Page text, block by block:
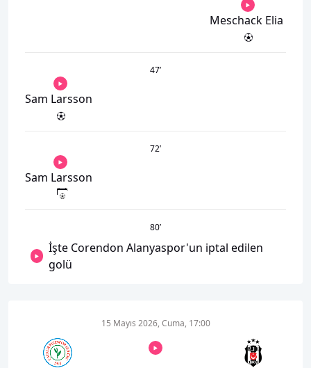
Meschack Elia
47’
Sam Larsson
72’
Sam Larsson
80’
İşte Corendon Alanyaspor'un iptal edilen
golü
15 Mayıs 2026, Cuma, 17:00